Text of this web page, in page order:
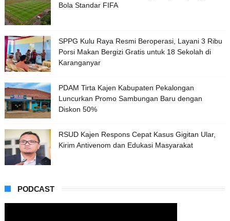
Bola Standar FIFA
SPPG Kulu Raya Resmi Beroperasi, Layani 3 Ribu
Porsi Makan Bergizi Gratis untuk 18 Sekolah di
Karanganyar
PDAM Tirta Kajen Kabupaten Pekalongan
Luncurkan Promo Sambungan Baru dengan
Diskon 50%
RSUD Kajen Respons Cepat Kasus Gigitan Ular,
Kirim Antivenom dan Edukasi Masyarakat
PODCAST